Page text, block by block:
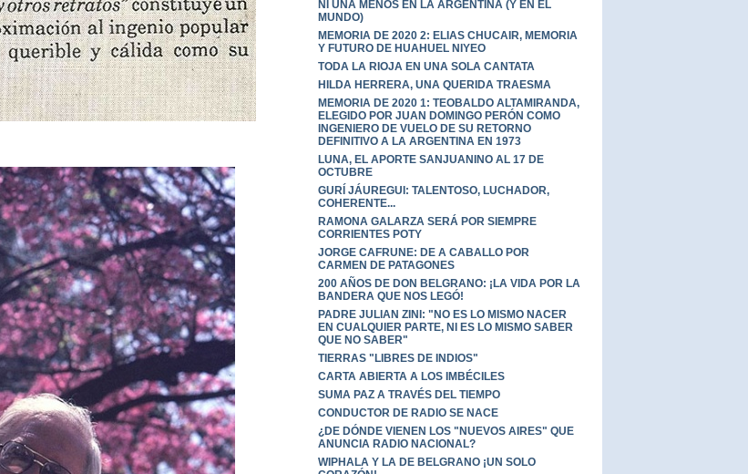
NI UNA MENOS EN LA ARGENTINA (Y EN EL
MUNDO)
MEMORIA DE 2020 2: ELIAS CHUCAIR, MEMORIA
Y FUTURO DE HUAHUEL NIYEO
TODA LA RIOJA EN UNA SOLA CANTATA
HILDA HERRERA, UNA QUERIDA TRAESMA
MEMORIA DE 2020 1: TEOBALDO ALTAMIRANDA,
ELEGIDO POR JUAN DOMINGO PERÓN COMO
INGENIERO DE VUELO DE SU RETORNO
DEFINITIVO A LA ARGENTINA EN 1973
LUNA, EL APORTE SANJUANINO AL 17 DE
OCTUBRE
GURÍ JÁUREGUI: TALENTOSO, LUCHADOR,
COHERENTE...
RAMONA GALARZA SERÁ POR SIEMPRE
CORRIENTES POTY
JORGE CAFRUNE: DE A CABALLO POR
CARMEN DE PATAGONES
200 AÑOS DE DON BELGRANO: ¡LA VIDA POR LA
BANDERA QUE NOS LEGÓ!
PADRE JULIAN ZINI: "NO ES LO MISMO NACER
EN CUALQUIER PARTE, NI ES LO MISMO SABER
QUE NO SABER"
TIERRAS "LIBRES DE INDIOS"
CARTA ABIERTA A LOS IMBÉCILES
SUMA PAZ A TRAVÉS DEL TIEMPO
CONDUCTOR DE RADIO SE NACE
¿DE DÓNDE VIENEN LOS "NUEVOS AIRES" QUE
ANUNCIA RADIO NACIONAL?
WIPHALA Y LA DE BELGRANO ¡UN SOLO